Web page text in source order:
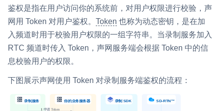
扩展性和更优秀的互动效果
实时消息
一整套低延时、高并发、可扩展、高可靠的实时消息及状态同步
解决方案
一整套高可靠、低时延、高并发、安全、全球化的即时聊天云服
鉴权是指在用户访问你的系统前，对用户权限进行校验，声
网用 Token 对用户鉴权。 Token 也称为动态密钥，是在加
入频道时用于校验用户权限的一组字符串。当录制服务加入
RTC 频道时传入 Token，声网服务端会根据 Token 中的信
息校验用户的权限。
下图展示声网使用 Token 对录制服务端鉴权的流程：